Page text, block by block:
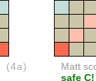
(4a)
Matt
safe C!